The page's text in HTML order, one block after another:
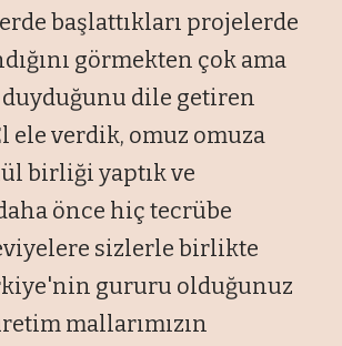
başlattıkları projelerde
görmekten çok ama
duyduğunu dile getiren
ele verdik, omuz omuza
birliği yaptık ve
önce hiç tecrübe
sizlerle birlikte
gururu olduğunuz
mallarımızın